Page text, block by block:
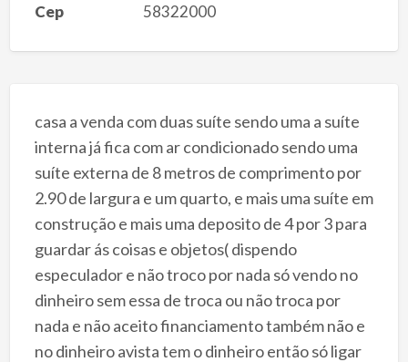
Cep
58322000
casa a venda com duas suíte sendo uma a suíte
interna já fica com ar condicionado sendo uma
suíte externa de 8 metros de comprimento por
2.90 de largura e um quarto, e mais uma suíte em
construção e mais uma deposito de 4 por 3 para
guardar ás coisas e objetos( dispendo
especulador e não troco por nada só vendo no
dinheiro sem essa de troca ou não troca por
nada e não aceito financiamento também não e
no dinheiro avista tem o dinheiro então só ligar